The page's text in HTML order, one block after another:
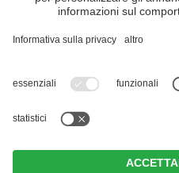
motivi di sicurezza, si
direttamente sul
Sitemap| Editoria& Direttiva